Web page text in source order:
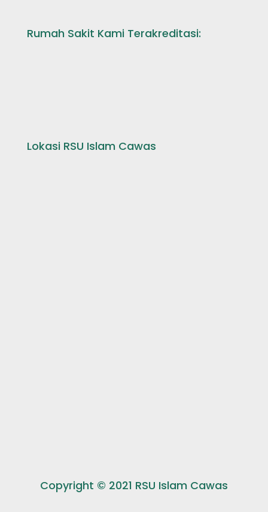
Rumah Sakit Kami Terakreditasi:
Lokasi RSU Islam Cawas
Copyright © 2021 RSU Islam Cawas